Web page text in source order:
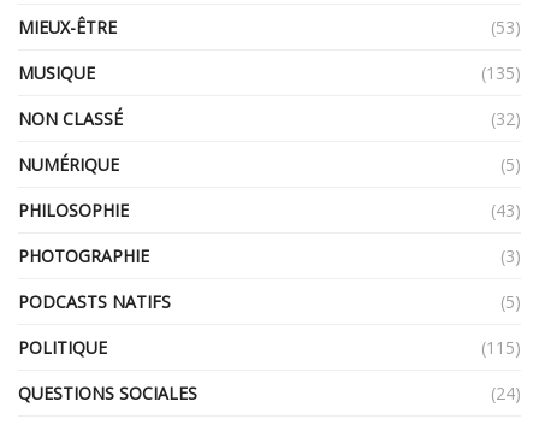
MIEUX-ÊTRE
(53)
MUSIQUE
(135)
NON CLASSÉ
(32)
NUMÉRIQUE
(5)
PHILOSOPHIE
(43)
PHOTOGRAPHIE
(3)
PODCASTS NATIFS
(5)
POLITIQUE
(115)
QUESTIONS SOCIALES
(24)